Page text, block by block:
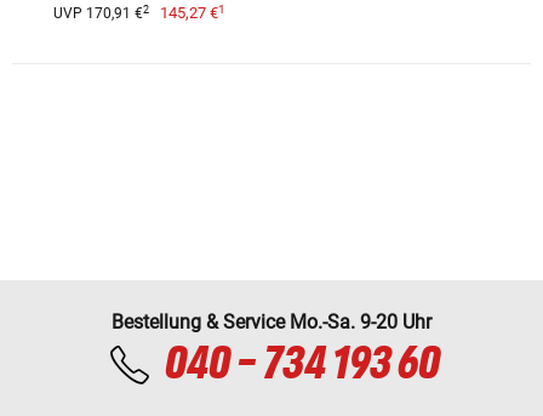
UVP 170,91 €2 145,27 €1
Bestellung & Service Mo.-Sa. 9-20 Uhr
040 - 734 193 60